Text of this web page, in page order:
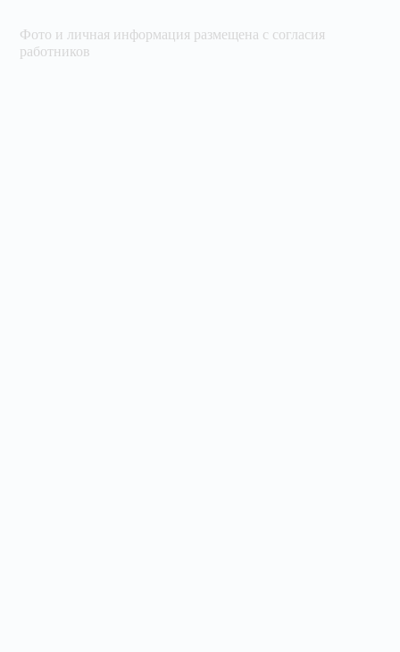
Фото и личная информация размещена с согласия
работников